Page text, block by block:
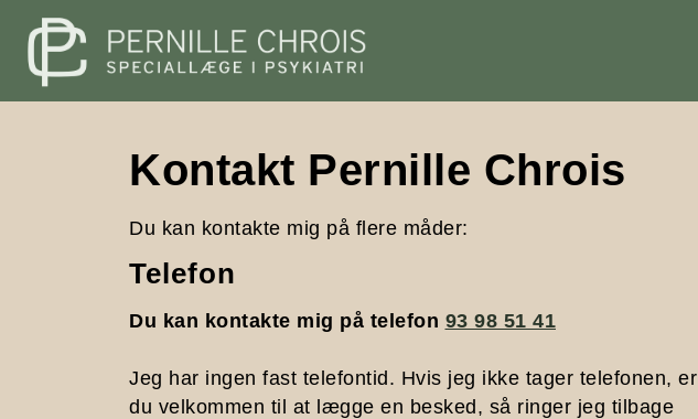
Kontakt Pernille Chrois
Du kan kontakte mig på flere måder:
Telefon
Du kan kontakte mig på telefon 93 98 51 41
Jeg har ingen fast telefontid. Hvis jeg ikke tager telefonen, er
du velkommen til at lægge en besked, så ringer jeg tilbage